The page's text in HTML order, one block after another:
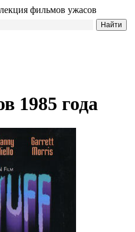
фильмов ужасов
1985 года